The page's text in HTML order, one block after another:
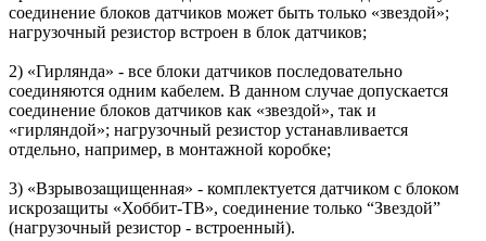
соединение блоков датчиков может быть только «звездой»;
нагрузочный резистор встроен в блок датчиков;
2) «Гирлянда» - все блоки датчиков последовательно
соединяются одним кабелем. В данном случае допускается
соединение блоков датчиков как «звездой», так и
«гирляндой»; нагрузочный резистор устанавливается
отдельно, например, в монтажной коробке;
3) «Взрывозащищенная» - комплектуется датчиком с блоком
искрозащиты «Хоббит-ТВ», соединение только “Звездой”
(нагрузочный резистор - встроенный).